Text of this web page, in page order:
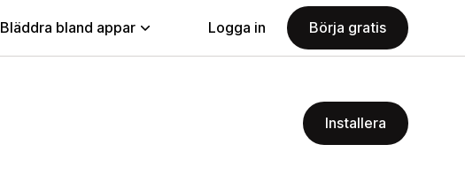
Bläddra bland appar Logga in Börja gratis
Installera